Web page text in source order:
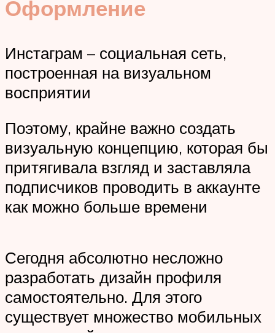
Оформление
Инстаграм – социальная сеть,
построенная на визуальном
восприятии
Поэтому, крайне важно создать
визуальную концепцию, которая бы
притягивала взгляд и заставляла
подписчиков проводить в аккаунте
как можно больше времени
Сегодня абсолютно несложно
разработать дизайн профиля
самостоятельно. Для этого
существует множество мобильных